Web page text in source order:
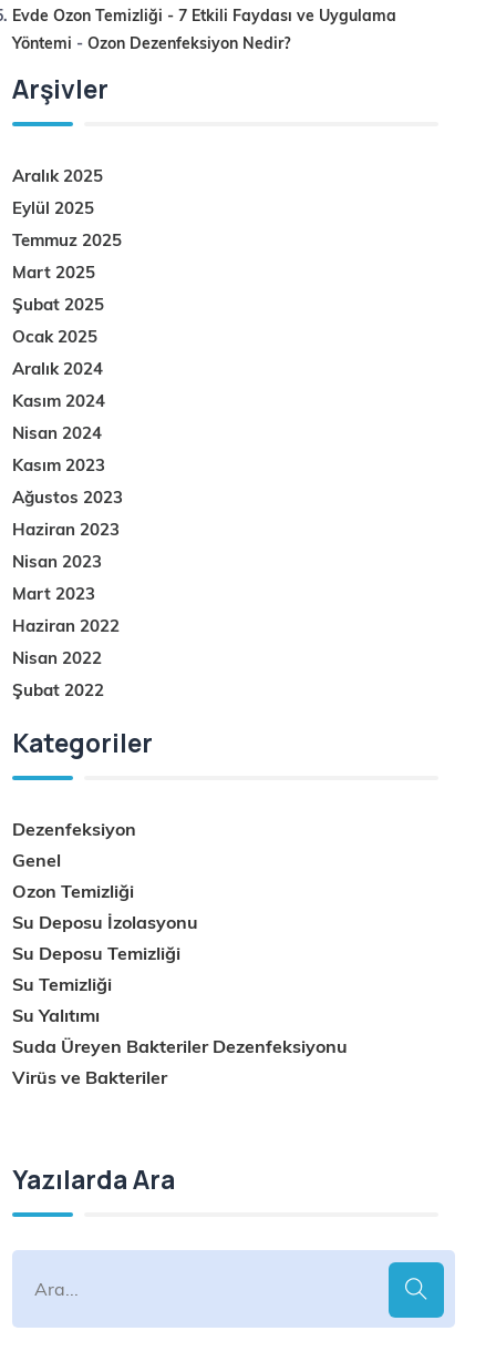
Evde Ozon Temizliği - 7 Etkili Faydası ve Uygulama
Yöntemi -Ozon Dezenfeksiyon Nedir?
Arşivler
Aralık 2025
Eylül 2025
Temmuz 2025
Mart 2025
Şubat 2025
Ocak 2025
Aralık 2024
Kasım 2024
Nisan 2024
Kasım 2023
Ağustos 2023
Haziran 2023
Nisan 2023
Mart 2023
Haziran 2022
Nisan 2022
Şubat 2022
Kategoriler
Dezenfeksiyon
Genel
Ozon Temizliği
Su Deposu İzolasyonu
Su Deposu Temizliği
Su Temizliği
Su Yalıtımı
Suda Üreyen Bakteriler Dezenfeksiyonu
Virüs ve Bakteriler
Yazılarda Ara